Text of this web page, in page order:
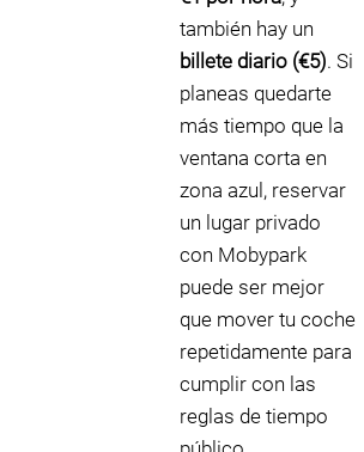
también hay un
billete diario (€5). Si
planeas quedarte
más tiempo que la
ventana corta en
zona azul, reservar
un lugar privado
con Mobypark
puede ser mejor
que mover tu coche
repetidamente para
cumplir con las
reglas de tiempo